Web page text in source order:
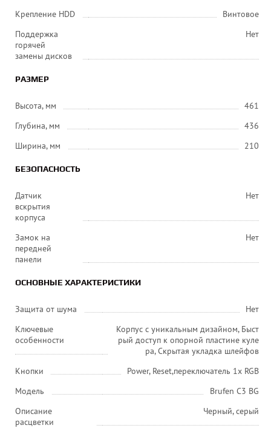
Крепление HDD
Винтовое
Поддержка
горячей
замены дисков
Нет
РАЗМЕР
Высота, мм
461
Глубина, мм
436
Ширина, мм
210
БЕЗОПАСНОСТЬ
Датчик
вскрытия
корпуса
Нет
Замок на
передней
панели
Нет
ОСНОВНЫЕ ХАРАКТЕРИСТИКИ
Защита от шума
Нет
Ключевые
особенности
Корпус с уникальным дизайном, Быст
рый доступ к опорной пластине куле
ра, Скрытая укладка шлейфов
Кнопки
Power, Reset,переключатель 1x RGB
Модель
Brufen C3 BG
Описание
расцветки
Черный, серый